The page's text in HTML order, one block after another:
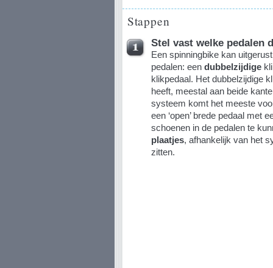
Stappen
Stel vast welke pedalen
Een spinningbike kan
pedalen: een dubbelzijdige
klikpedaal. Het dubbelzijdige
heeft, meestal aan beide
systeem komt het meeste
een ‘open’ brede pedaal met
schoenen in de pedalen te
plaatjes, afhankelijk van het
zitten.